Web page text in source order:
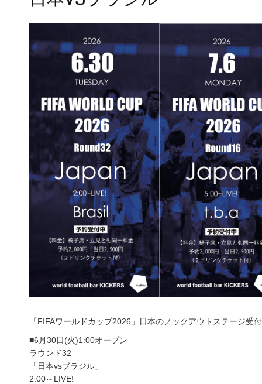
「FIFAワールドカップ2026」日本のノックアウトステージ受
■6月30日(火)1:00オープン
ラウンド32
「日本vsブラジル」
2:00～LIVE!